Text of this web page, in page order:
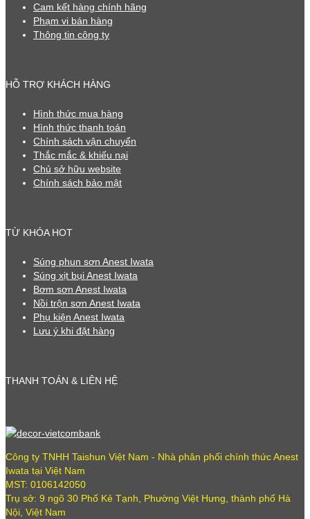
Cam kết hàng chính hãng
Phạm vi bán hàng
Thông tin công ty
HỖ TRỢ KHÁCH HÀNG
Hình thức mua hàng
Hình thức thanh toán
Chính sách vận chuyển
Thắc mắc & khiếu nại
Chủ sở hữu website
Chính sách bảo mật
TỪ KHÓA HOT
Súng phun sơn Anest Iwata
Súng xịt bụi Anest Iwata
Bơm sơn Anest Iwata
Nồi trộn sơn Anest Iwata
Phụ kiện Anest Iwata
Lưu ý khi đặt hàng
THANH TOÁN & LIÊN HỆ
Công ty TNHH Taishun Việt Nam - Nhà phân phối chính thức Anest
Iwata tại Việt Nam
MST: 0106142050
Trụ sở: 9 ngõ 30 Phố Kẻ Tạnh, Phường Việt Hưng, thành phố Hà
Nội, Việt Nam